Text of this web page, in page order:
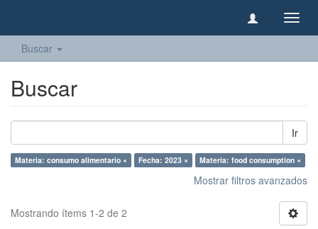
Buscar
Buscar
Ir
Materia: consumo alimentario × Fecha: 2023 × Materia: food consumption ×
Mostrar filtros avanzados
Mostrando ítems 1-2 de 2